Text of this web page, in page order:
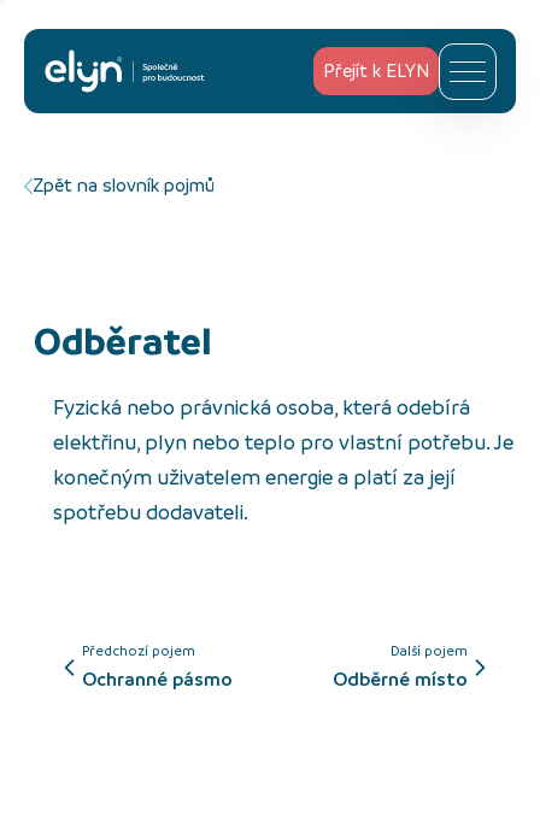
Přejít k ELYN
Zpět na slovník pojmů
Odběratel
Fyzická nebo právnická osoba, která odebírá
elektřinu, plyn nebo teplo pro vlastní potřebu. Je
konečným uživatelem energie a platí za její
spotřebu dodavateli.
Předchozí pojem
ochranné pásmo
Další pojem
odběrné místo